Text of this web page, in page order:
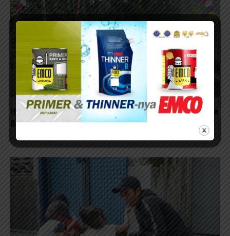
Hasil Karya TMMD, Bikin Bangku Beton untuk Warga
Bersantai
09/08/2026 - 15:30